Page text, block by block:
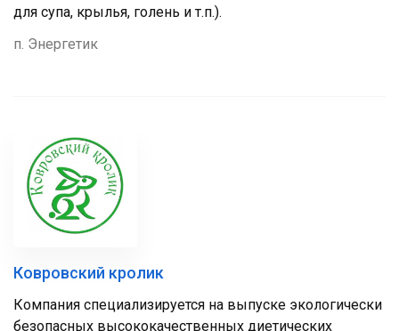
для супа, крылья, голень и т.п.).
п. Энергетик
Ковровский кролик
Компания специализируется на выпуске экологически
безопасных высококачественных диетических